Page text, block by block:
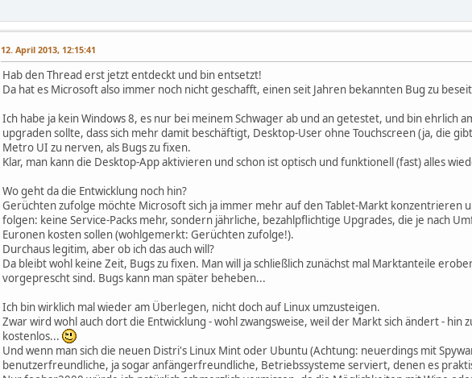
12. April 2013, 12:15:41
Hab den Thread erst jetzt entdeckt und bin entsetzt!
Da hat es Microsoft also immer noch nicht geschafft, einen seit Jahren bekannten Bug zu
Ich habe ja kein Windows 8, es nur bei meinem Schwager ab und an getestet, und bin ehrlich
upgraden sollte, dass sich mehr damit beschäftigt, Desktop-User ohne Touchscreen (ja, die
Metro UI zu nerven, als Bugs zu fixen.
Klar, man kann die Desktop-App aktivieren und schon ist optisch und funktionell (fast) alles
Wo geht da die Entwicklung noch hin?
Gerüchten zufolge möchte Microsoft sich ja immer mehr auf den Tablet-Markt konzentrieren
folgen: keine Service-Packs mehr, sondern jährliche, bezahlpflichtige Upgrades, die je nach
Euronen kosten sollen (wohlgemerkt: Gerüchten zufolge!).
Durchaus legitim, aber ob ich das auch will?
Da bleibt wohl keine Zeit, Bugs zu fixen. Man will ja schließlich zunächst mal Marktanteile
vorgeprescht sind. Bugs kann man später beheben...
Ich bin wirklich mal wieder am Überlegen, nicht doch auf Linux umzusteigen.
Zwar wird wohl auch dort die Entwicklung - wohl zwangsweise, weil der Markt sich ändert - hin
kostenlos...
Und wenn man sich die neuen Distri's Linux Mint oder Ubuntu (Achtung: neuerdings mit
benutzerfreundliche, ja sogar anfängerfreundliche, Betriebssysteme serviert, denen es